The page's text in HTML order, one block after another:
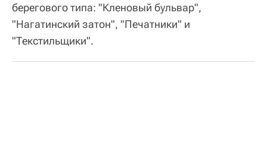
берегового типа: "Кленовый бульвар",
"Нагатинский затон", "Печатники" и
"Текстильщики".